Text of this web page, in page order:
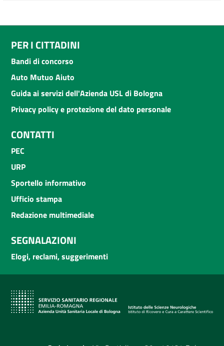
PER I CITTADINI
Bandi di concorso
Auto Mutuo Aiuto
Guida ai servizi dell'Azienda USL di Bologna
Privacy policy e protezione del dato personale
CONTATTI
PEC
URP
Sportello informativo
Ufficio stampa
Redazione multimediale
SEGNALAZIONI
Elogi, reclami, suggerimenti